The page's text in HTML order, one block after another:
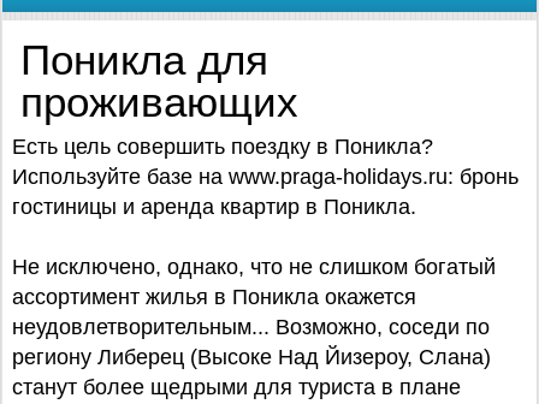
Поникла для
проживающих
Есть цель совершить поездку в Поникла?
Используйте базe на www.praga-holidays.ru: бронь
гостиницы и аренда квартир в Поникла.
Не исключено, однако, что не слишком богатый
ассортимент жилья в Поникла окажется
неудовлетворительным... Возможно, соседи по
региону Либерец (Высоке Над Йизероу, Слана)
станут более щедрыми для туриста в плане